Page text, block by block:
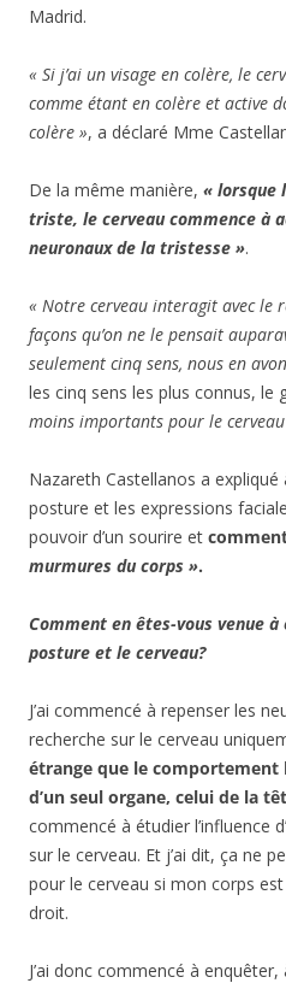
Madrid.
« Si j’ai un visage en colère, le
comme étant en colère et active
colère », a déclaré Mme
De la même manière, « lorsque
triste, le cerveau commence à
neuronaux de la tristesse ».
« Notre cerveau interagit avec le
façons qu’on ne le pensait
seulement cinq sens, nous en
les cinq sens les plus connus, le
moins importants pour le
Nazareth Castellanos a expliqué
posture et les expressions
pouvoir d’un sourire et
murmures du corps ».
Comment en êtes-vous venue
posture et le cerveau?
J’ai commencé à repenser les
recherche sur le cerveau
étrange que le comportement
d’un seul organe, celui de la
commencé à étudier l’influence
sur le cerveau. Et j’ai dit, ça ne
pour le cerveau si mon corps
droit.
J’ai donc commencé à